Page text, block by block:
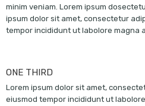
minim veniam. Lorem ipsum
ipsum dolor sit amet, consectetur
tempor incididunt ut labolore magna
ONE THIRD
Lorem ipsum dolor sit amet,
eiusmod tempor incididunt ut